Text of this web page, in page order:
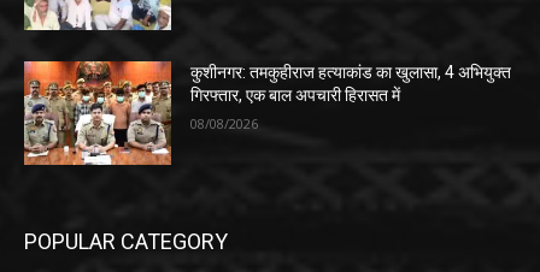
कुशीनगर: तमकुहीराज हत्याकांड का खुलासा, 4 अभियुक्त
गिरफ्तार, एक बाल अपचारी हिरासत में
08/08/2026
POPULAR CATEGORY